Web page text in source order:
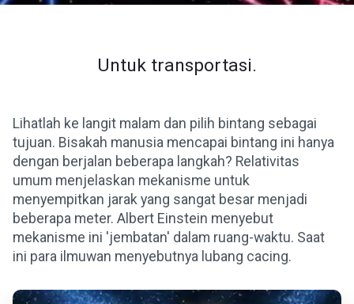
Untuk transportasi.
Lihatlah ke langit malam dan pilih bintang sebagai
tujuan. Bisakah manusia mencapai bintang ini hanya
dengan berjalan beberapa langkah? Relativitas
umum menjelaskan mekanisme untuk
menyempitkan jarak yang sangat besar menjadi
beberapa meter. Albert Einstein menyebut
mekanisme ini 'jembatan' dalam ruang-waktu. Saat
ini para ilmuwan menyebutnya lubang cacing.